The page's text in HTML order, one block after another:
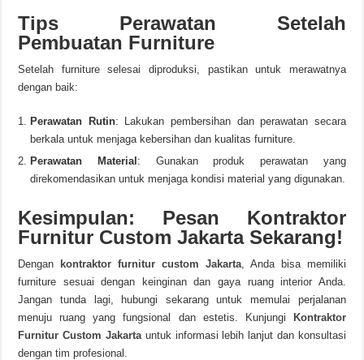
Tips Perawatan Setelah
Pembuatan Furniture
Setelah furniture selesai diproduksi, pastikan untuk merawatnya
dengan baik:
Perawatan Rutin: Lakukan pembersihan dan perawatan secara
berkala untuk menjaga kebersihan dan kualitas furniture.
Perawatan Material : Gunakan produk perawatan yang
direkomendasikan untuk menjaga kondisi material yang digunakan.
Kesimpulan: Pesan Kontraktor
Furnitur Custom Jakarta Sekarang!
Dengan kontraktor furnitur custom Jakarta, Anda bisa memiliki
furniture sesuai dengan keinginan dan gaya ruang interior Anda.
Jangan tunda lagi, hubungi sekarang untuk memulai perjalanan
menuju ruang yang fungsional dan estetis. Kunjungi
Kontraktor
Furnitur Custom Jakarta untuk informasi lebih lanjut dan konsultasi
dengan tim profesional.